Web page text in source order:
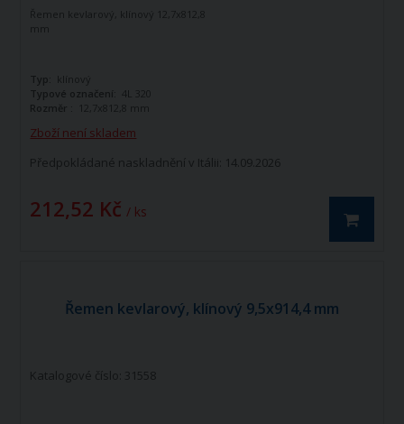
Zboží není skladem
Předpokládané naskladnění v Itálii: 14.09.2026
212,52 Kč / ks
Řemen kevlarový, klínový 12,7x812,8
mm
Typ: klínový
Typové označení:
4L 320
Rozměr :
12,7x812,8 mm
Řemen kevlarový, klínový 9,5x914,4 mm
Katalogové číslo: 31558